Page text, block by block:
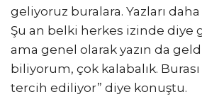
geliyoruz buralara. Yazları
Şu an belki herkes izinde diye
ama genel olarak yazın da
biliyorum, çok kalabalık.
tercih ediliyor” diye konuştu.